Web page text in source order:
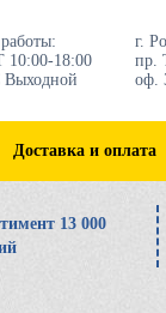
18:00
г.
пр.
оф.
Доставка и оплата
13 000